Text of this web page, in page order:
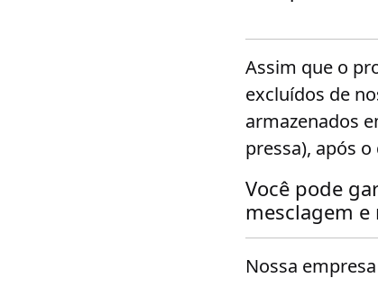
Assim que o
excluídos de
armazenados
pressa), após
Você pode
mesclagem
Nossa